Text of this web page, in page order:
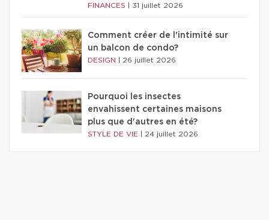
FINANCES 31 juillet 2026
Comment créer de l'intimité sur
un balcon de condo?
DESIGN 26 juillet 2026
Pourquoi les insectes
envahissent certaines maisons
plus que d'autres en été?
STYLE DE VIE 24 juillet 2026